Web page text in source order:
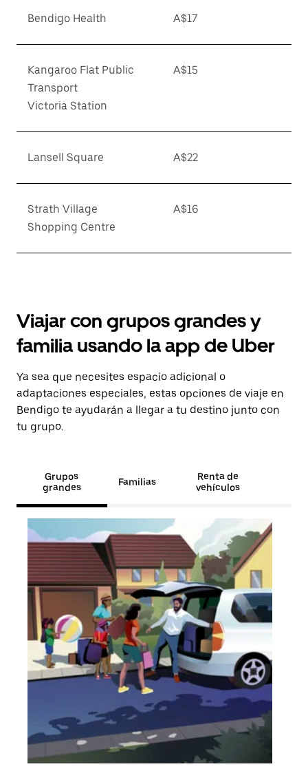
Bendigo Health A$17
Kangaroo Flat Public
Transport
Victoria Station
A$15
Lansell Square A$22
Strath Village
Shopping Centre
A$16
Viajar con grupos grandes y
familia usando la app de Uber
Ya sea que necesites espacio adicional o
adaptaciones especiales, estas opciones de viaje en
Bendigo te ayudarán a llegar a tu destino junto con
tu grupo.
Grupos
grandes
Familias
Renta de
vehículos